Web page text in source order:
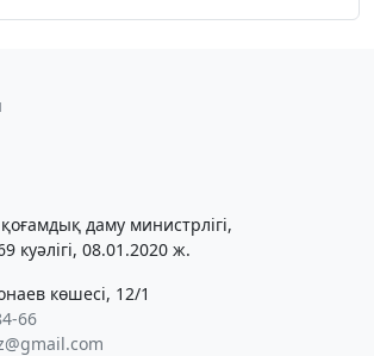
даму министрлігі,
куәлігі, 08.01.2020 ж.
көшесі, 12/1
66